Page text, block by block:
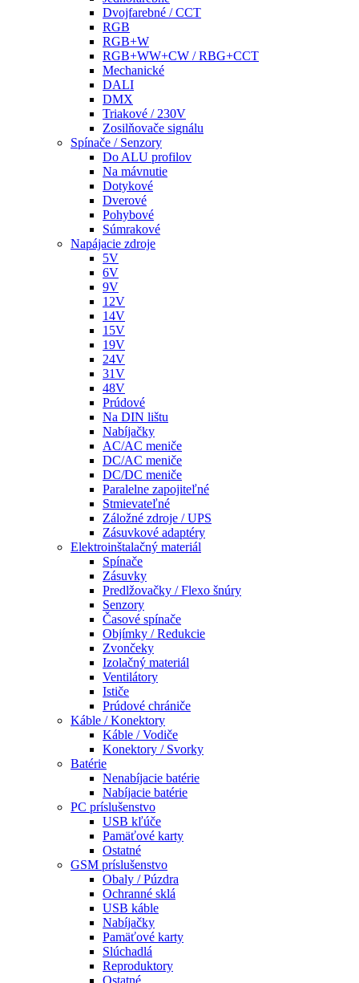
Dvojfarebné / CCT
RGB
RGB+W
RGB+WW+CW / RBG+CCT
Mechanické
DALI
DMX
Triakové / 230V
Zosilňovače signálu
Spínače / Senzory
Do ALU profilov
Na mávnutie
Dotykové
Dverové
Pohybové
Súmrakové
Napájacie zdroje
5V
6V
9V
12V
14V
15V
19V
24V
31V
48V
Prúdové
Na DIN lištu
Nabíjačky
AC/AC meniče
DC/AC meniče
DC/DC meniče
Paralelne zapojiteľné
Stmievateľné
Záložné zdroje / UPS
Zásuvkové adaptéry
Elektroinštalačný materiál
Spínače
Zásuvky
Predlžovačky / Flexo šnúry
Senzory
Časové spínače
Objímky / Redukcie
Zvončeky
Izolačný materiál
Ventilátory
Ističe
Prúdové chrániče
Káble / Konektory
Káble / Vodiče
Konektory / Svorky
Batérie
Nenabíjacie batérie
Nabíjacie batérie
PC príslušenstvo
USB kľúče
Pamäťové karty
Ostatné
GSM príslušenstvo
Obaly / Púzdra
Ochranné sklá
USB káble
Nabíjačky
Pamäťové karty
Slúchadlá
Reproduktory
Ostatné